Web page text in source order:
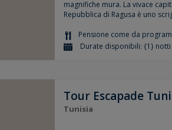
magnifiche mura. La vivace
Repubblica di Ragusa è uno
Pensione come da
Durate disponibili: {1} notti
Tour Escapade
Tunisia